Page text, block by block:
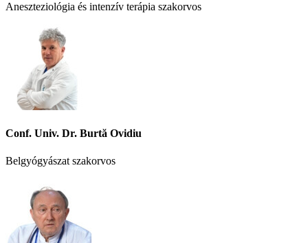
Aneszteziológia és intenzív terápia szakorvos
Conf. Univ. Dr. Burtă Ovidiu
Belgyógyászat szakorvos